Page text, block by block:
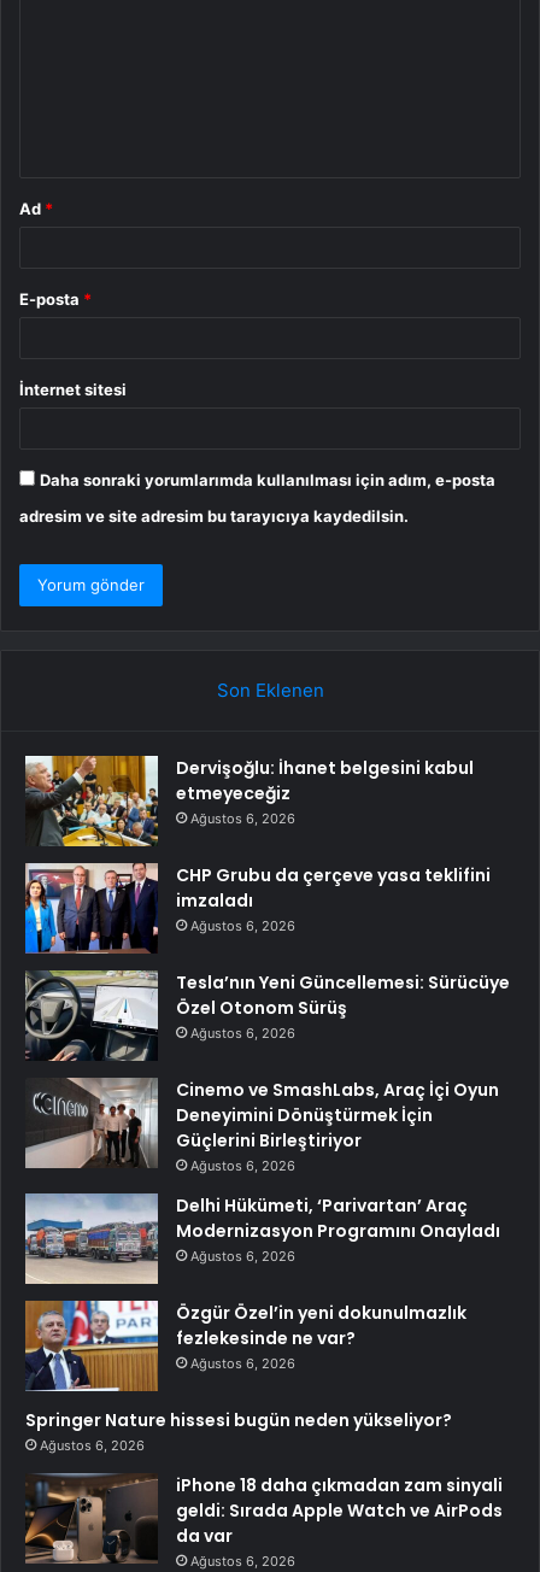
Ad *
E-posta *
İnternet sitesi
Daha sonraki yorumlarımda kullanılması için adım, e-posta
adresim ve site adresim bu tarayıcıya kaydedilsin.
Son Eklenen
Dervişoğlu: İhanet belgesini kabul
etmeyeceğiz
Ağustos 6, 2026
CHP Grubu da çerçeve yasa teklifini
imzaladı
Ağustos 6, 2026
Tesla’nın Yeni Güncellemesi: Sürücüye
Özel Otonom Sürüş
Ağustos 6, 2026
Cinemo ve SmashLabs, Araç İçi Oyun
Deneyimini Dönüştürmek İçin
Güçlerini Birleştiriyor
Ağustos 6, 2026
Delhi Hükümeti, ‘Parivartan’ Araç
Modernizasyon Programını Onayladı
Ağustos 6, 2026
Özgür Özel’in yeni dokunulmazlık
fezlekesinde ne var?
Ağustos 6, 2026
Springer Nature hissesi bugün neden yükseliyor?
Ağustos 6, 2026
iPhone 18 daha çıkmadan zam sinyali
geldi: Sırada Apple Watch ve AirPods
da var
Ağustos 6, 2026